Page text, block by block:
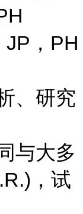
，PH
、研究
与大多
，试